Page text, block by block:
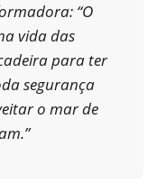
“O
vida das
para ter
segurança
o mar de